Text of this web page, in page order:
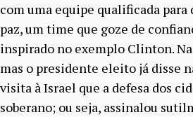
com uma equipe qualificada
paz, um time que goze de
inspirado no exemplo Clinton.
mas o presidente eleito já disse
visita à Israel que a defesa dos
soberano; ou seja, assinalou